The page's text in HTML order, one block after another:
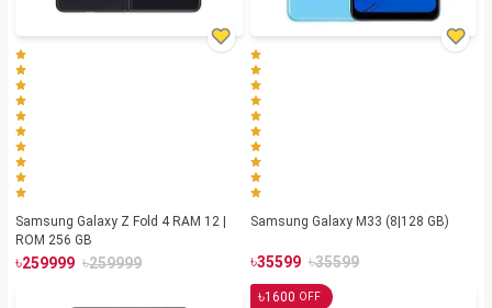
Samsung Galaxy Z Fold 4 RAM 12 |
ROM 256 GB
৳259999 ৳259999
Samsung Galaxy M33 (8|128 GB)
৳35599 ৳35599
৳1600 OFF